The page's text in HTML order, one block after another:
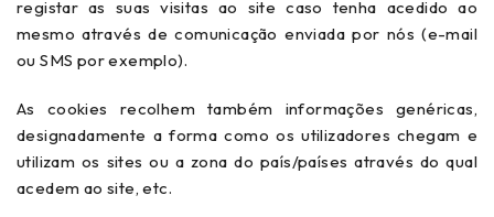
registar as suas visitas ao site caso tenha acedido ao
mesmo através de comunicação enviada por nós (e-mail
ou SMS por exemplo).
As cookies recolhem também informações genéricas,
designadamente a forma como os utilizadores chegam e
utilizam os sites ou a zona do país/países através do qual
acedem ao site, etc.